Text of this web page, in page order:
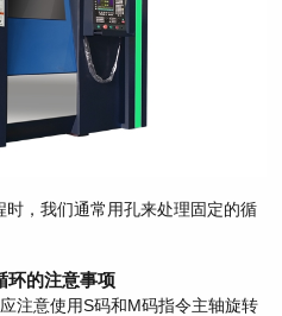
，我们通常用孔来处理固定的循
环的注意事项
注意使用S码和M码指令主轴旋转